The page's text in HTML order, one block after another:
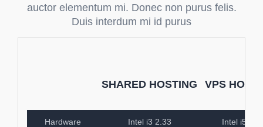
auctor elementum mi. Donec non purus felis.
Duis interdum mi id purus
SHARED HOSTING VPS
Hardware Intel i3 2.33 Intel i5 2.7